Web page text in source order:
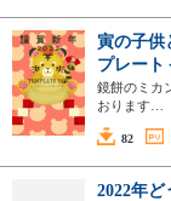
寅の子供
プレート
鏡餅のミカ
おります…
82
2022年